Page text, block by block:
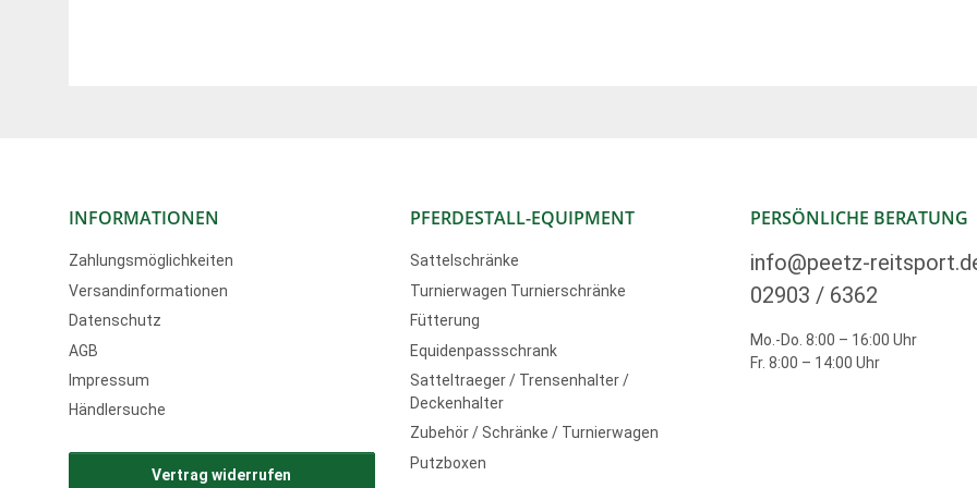
INFORMATIONEN
Zahlungsmöglichkeiten
Versandinformationen
Datenschutz
AGB
Impressum
Händlersuche
Vertrag widerrufen
PFERDESTALL-EQUIPMENT
Sattelschränke
Turnierwagen Turnierschränke
Fütterung
Equidenpassschrank
Satteltraeger / Trensenhalter /
Deckenhalter
Zubehör / Schränke / Turnierwagen
Putzboxen
PERSÖNLICHE BERATUNG
info@peetz-
02903 / 6362
Mo.-Do. 8:00 – 16:00 Uhr
Fr. 8:00 – 14:00 Uhr